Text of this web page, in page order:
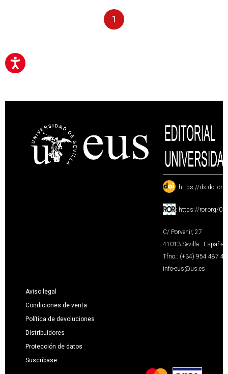
1
: https://
: https://ror.org/
C/ Porvenir, 27
41013 Sevilla · España
Tfno.: (+34) 954 487
info-eus@us.es
Aviso legal
Condiciones de venta
Política de devoluciones
Distribuidores
Protección de datos
Suscríbase